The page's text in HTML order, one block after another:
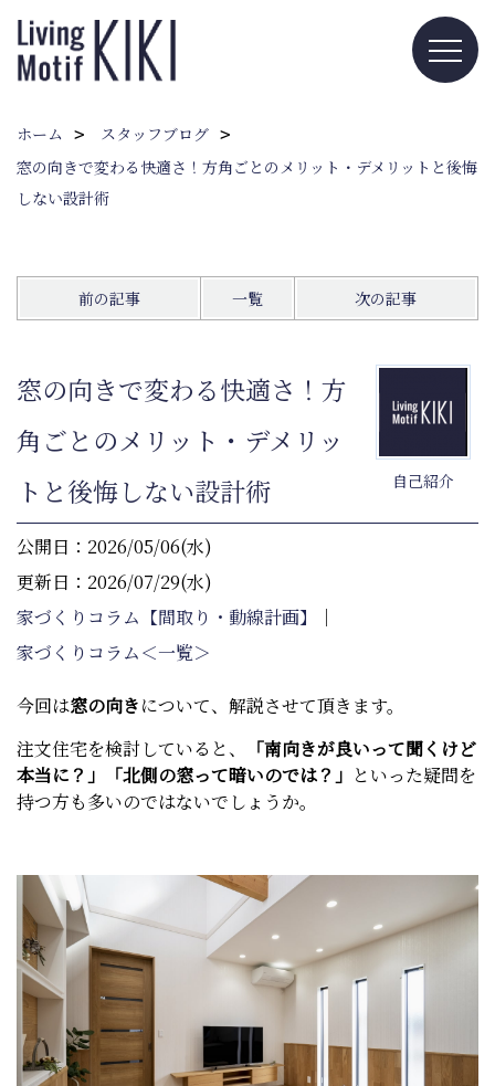
ホーム
スタッフブログ
窓の向きで変わる快適さ！方角ごとのメリット・デメリットと後悔
しない設計術
前の記事 一覧 次の記事
自己紹介
窓の向きで変わる快適さ！方
角ごとのメリット・デメリッ
トと後悔しない設計術
公開日：2026/05/06(水)
更新日：2026/07/29(水)
家づくりコラム【間取り・動線計画】
｜
家づくりコラム＜一覧＞
今回は窓の向きについて、解説させて頂きます。
注文住宅を検討していると、
「南向きが良いって聞くけど
本当に？」「北側の窓って暗いのでは？」 といった疑問を
持つ方も多いのではないでしょうか。